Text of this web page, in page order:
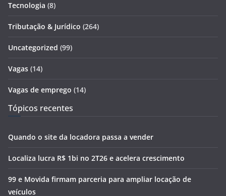
Tecnologia (8)
Tributação & Jurídico (264)
Uncategorized (99)
Vagas (14)
Vagas de emprego (14)
Tópicos recentes
Quando o site da locadora passa a vender
Localiza lucra R$ 1bi no 2T26 e acelera crescimento
99 e Movida firmam parceria para ampliar locação de
veículos